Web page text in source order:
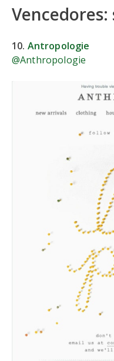
10. Antropologie
@Anthropologie